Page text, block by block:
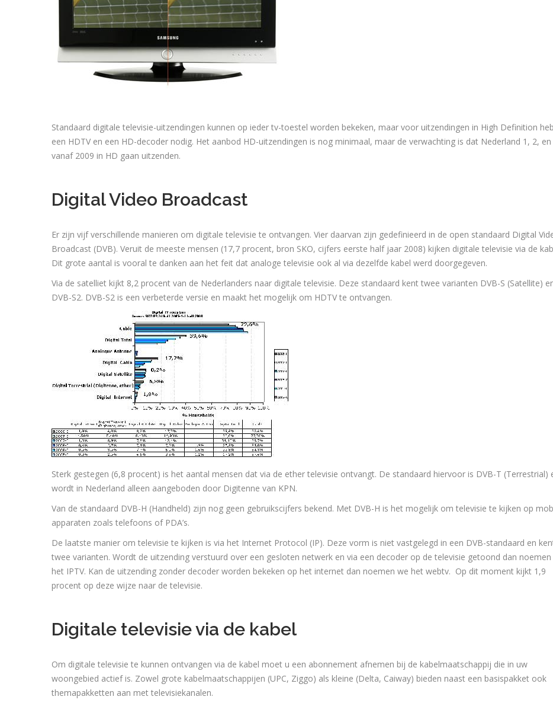
Standaard digitale televisie-uitzendingen kunnen op ieder tv-toestel worden bekeken, maar voor uitzendingen in High Definition
een HDTV en een HD-decoder nodig. Het aanbod HD-uitzendingen is nog minimaal, maar de verwachting is dat Nederland 1, 2, en
vanaf 2009 in HD gaan uitzenden.
Digital Video Broadcast
Er zijn vijf verschillende manieren om digitale televisie te ontvangen. Vier daarvan zijn gedefinieerd in de open standaard Digital
Broadcast (DVB). Veruit de meeste mensen (17,7 procent, bron SKO, cijfers eerste half jaar 2008) kijken digitale televisie via de
Dit grote aantal is vooral te danken aan het feit dat analoge televisie ook al via dezelfde kabel werd doorgegeven.
Via de satelliet kijkt 8,2 procent van de Nederlanders naar digitale televisie. Deze standaard kent twee varianten DVB-S (Satellite)
DVB-S2. DVB-S2 is een verbeterde versie en maakt het mogelijk om HDTV te ontvangen.
Sterk gestegen (6,8 procent) is het aantal mensen dat via de ether televisie ontvangt. De standaard hiervoor is DVB-T (Terrestrial)
wordt in Nederland alleen aangeboden door Digitenne van KPN.
Van de standaard DVB-H (Handheld) zijn nog geen gebruikscijfers bekend. Met DVB-H is het mogelijk om televisie te kijken op
apparaten zoals telefoons of PDA’s.
De laatste manier om televisie te kijken is via het Internet Protocol (IP). Deze vorm is niet vastgelegd in een DVB-standaard en
twee varianten. Wordt de uitzending verstuurd over een gesloten netwerk en via een decoder op de televisie getoond dan noemen
het IPTV. Kan de uitzending zonder decoder worden bekeken op het internet dan noemen we het webtv. Op dit moment kijkt 1,9
procent op deze wijze naar de televisie.
Digitale televisie via de kabel
Om digitale televisie te kunnen ontvangen via de kabel moet u een abonnement afnemen bij de kabelmaatschappij die in uw
woongebied actief is. Zowel grote kabelmaatschappijen (UPC, Ziggo) als kleine (Delta, Caiway) bieden naast een basispakket ook
themapakketten aan met televisiekanalen.